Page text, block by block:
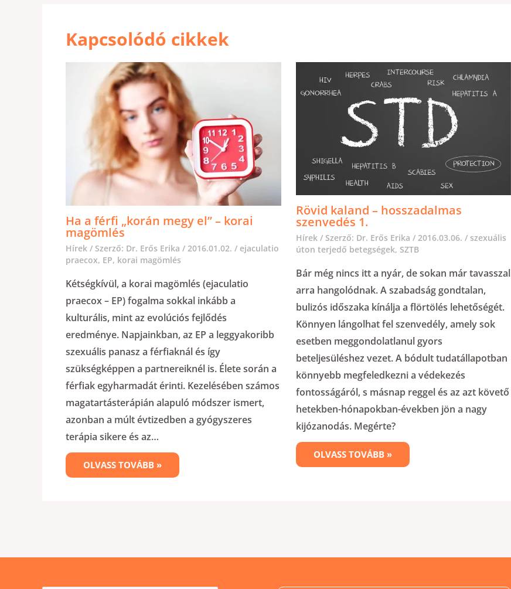
Kapcsolódó cikkek
Ha a férfi „korán megy el” – korai
magömlés
Hírek / Szerző: Dr. Erős Erika / 2016.01.02. / ejaculatio
praecox, EP, korai magömlés
Kétségkívül, a korai magömlés (ejaculatio
praecox – EP) fogalma sokkal inkább a
kulturális, mint az evolúciós fejlődés
eredménye. Napjainkban, az EP a leggyakoribb
szexuális panasz a férfiaknál és így
szükségképpen a partnereiknél is. Élete során a
férfiak egyharmadát érinti. Kezelésében számos
magatartásterápián alapuló módszer ismert,
azonban a múlt évtizedben a gyógyszeres
terápia sikere és az…
OLVASS TOVÁBB »
Rövid kaland – hosszadalmas
szenvedés 1.
Hírek/ Szerző: Dr. Erős Erika / 2016.03.06. / szexuális
úton terjedő betegségek, SZTB
Bár még nincs itt a nyár, de sokan már tavasszal
arra hangolódnak. A szabadság gondtalan,
bulizós időszaka kínálja a flörtölés lehetőségét.
Könnyen lángolhat fel szenvedély, amely sok
esetben meggondolatlanul gyors
beteljesüléshez vezet. A bódult tudatállapotban
könnyebb megfeledkezni a védekezés
fontosságáról, s másnap reggel és az azt követő
hetekben-hónapokban-években jön a nagy
kijózanodás. Megérte?
OLVASS TOVÁBB »